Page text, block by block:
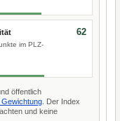
im PLZ-
62
öffentlich
. Der Index
und keine